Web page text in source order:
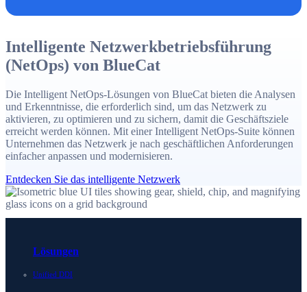
Intelligente Netzwerkbetriebsführung
(NetOps) von BlueCat
Die Intelligent NetOps-Lösungen von BlueCat bieten die Analysen
und Erkenntnisse, die erforderlich sind, um das Netzwerk zu
aktivieren, zu optimieren und zu sichern, damit die Geschäftsziele
erreicht werden können. Mit einer Intelligent NetOps-Suite können
Unternehmen das Netzwerk je nach geschäftlichen Anforderungen
einfacher anpassen und modernisieren.
Entdecken Sie das intelligente Netzwerk
Lösungen
Unified DDI